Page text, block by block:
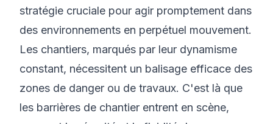
stratégie cruciale pour agir promptement dans
des environnements en perpétuel mouvement.
Les chantiers, marqués par leur dynamisme
constant, nécessitent un balisage efficace des
zones de danger ou de travaux. C'est là que
les barrières de chantier entrent en scène,